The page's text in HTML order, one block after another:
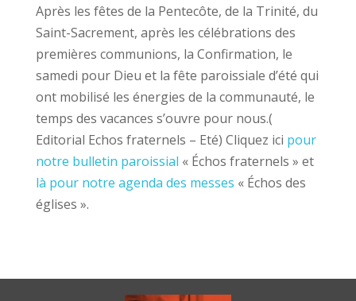
Après les fêtes de la Pentecôte, de la Trinité, du
Saint-Sacrement, après les célébrations des
premières communions, la Confirmation, le
samedi pour Dieu et la fête paroissiale d’été qui
ont mobilisé les énergies de la communauté, le
temps des vacances s’ouvre pour nous.(
Editorial Echos fraternels – Eté) Cliquez ici pour
notre bulletin paroissial « Échos fraternels » et
là pour notre agenda des messes « Échos des
églises ».